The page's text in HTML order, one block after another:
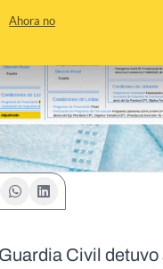
Ahora no
Civil